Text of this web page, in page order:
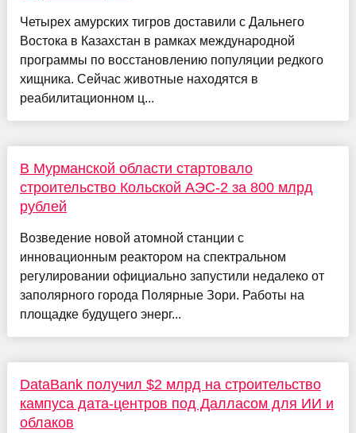
Четырех амурских тигров доставили с Дальнего
Востока в Казахстан в рамках международной
программы по восстановлению популяции редкого
хищника. Сейчас животные находятся в
реабилитационном ц...
В Мурманской области стартовало
строительство Кольской АЭС-2 за 800 млрд
рублей
Возведение новой атомной станции с
инновационным реактором на спектральном
регулировании официально запустили недалеко от
заполярного города Полярные Зори. Работы на
площадке будущего энерг...
DataBank получил $2 млрд на строительство
кампуса дата-центров под Далласом для ИИ и
облаков